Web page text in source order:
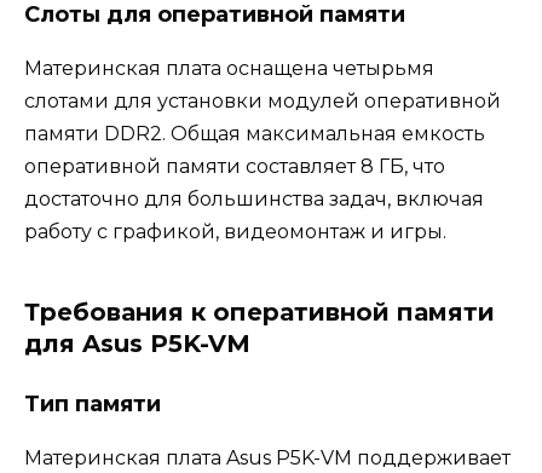
Слоты для оперативной памяти
Материнская плата оснащена четырьмя
слотами для установки модулей оперативной
памяти DDR2. Общая максимальная емкость
оперативной памяти составляет 8 ГБ, что
достаточно для большинства задач, включая
работу с графикой, видеомонтаж и игры.
Требования к оперативной памяти
для Asus P5K-VM
Тип памяти
Материнская плата Asus P5K-VM поддерживает